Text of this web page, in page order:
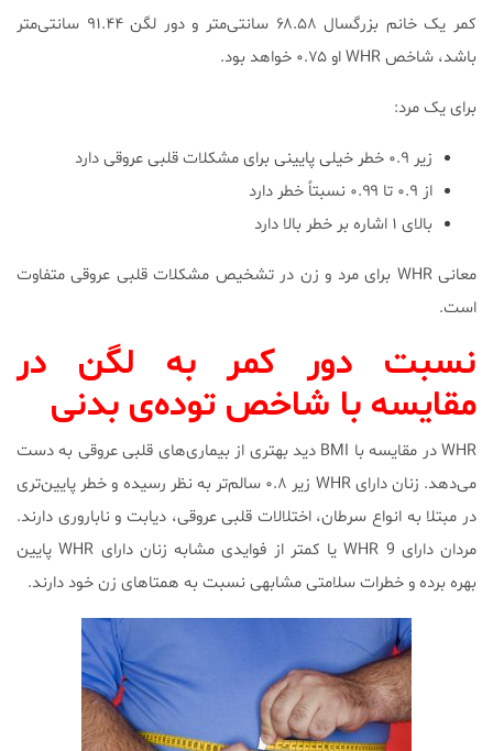
کمر یک خانم بزرگسال ۶۸.۵۸ سانتی‌متر و دور لگن ۹۱.۴۴ سانتی‌متر
باشد، شاخص WHR او ۰.۷۵ خواهد بود.
برای یک مرد:
زیر ۰.۹ خطر خیلی پایینی برای مشکلات قلبی عروقی دارد
از ۰.۹ تا ۰.۹۹ نسبتاً خطر دارد
بالای ۱ اشاره بر خطر بالا دارد
معانی WHR برای مرد و زن در تشخیص مشکلات قلبی عروقی متفاوت
است.
نسبت دور کمر به لگن در
مقایسه با شاخص توده‌ی بدنی
WHR در مقایسه با BMI دید بهتری از بیماری‌های قلبی عروقی به دست
می‌دهد. زنان دارای WHR زیر ۰.۸ سالم‌تر به نظر رسیده و خطر پایین‌تری
در مبتلا به انواع سرطان، اختلالات قلبی عروقی، دیابت و ناباروری دارند.
مردان دارای WHR 9 یا کمتر از فوایدی مشابه زنان دارای WHR پایین
بهره برده و خطرات سلامتی مشابهی نسبت به همتاهای زن خود دارند.